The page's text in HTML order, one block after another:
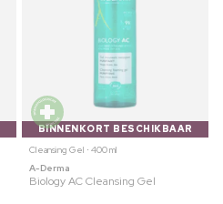
BINNENKORT BESCHIKBAAR
Cleansing Gel ⋅ 400 ml
A-Derma
Biology AC Cleansing Gel